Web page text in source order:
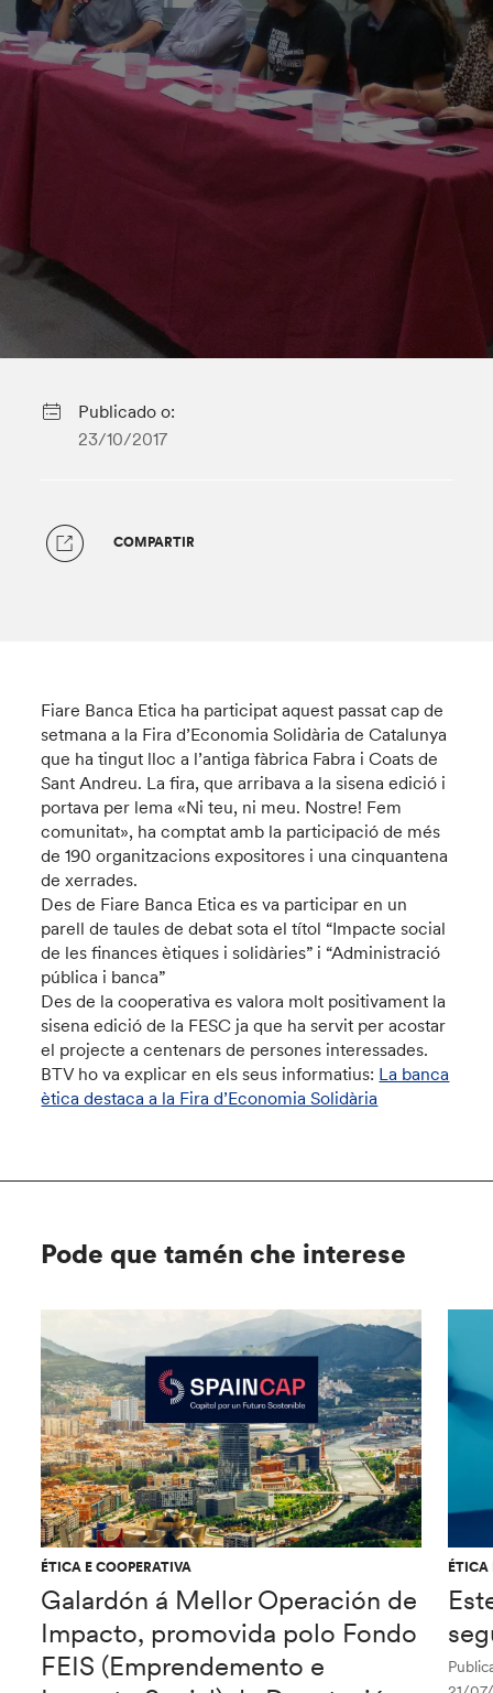
Publicado o:
23/10/2017
COMPARTIR
Fiare Banca Etica ha participat aquest passat cap de
setmana a la Fira d’Economia Solidària de Catalunya
que ha tingut lloc a l’antiga fàbrica Fabra i Coats de
Sant Andreu. La fira, que arribava a la sisena edició i
portava per lema «Ni teu, ni meu. Nostre! Fem
comunitat», ha comptat amb la participació de més
de 190 organitzacions expositores i una cinquantena
de xerrades.
Des de Fiare Banca Etica es va participar en un
parell de taules de debat sota el títol “Impacte social
de les finances ètiques i solidàries” i “Administració
pública i banca”
Des de la cooperativa es valora molt positivament la
sisena edició de la FESC ja que ha servit per acostar
el projecte a centenars de persones interessades.
BTV ho va explicar en els seus informatius: La banca
ètica destaca a la Fira d’Economia Solidària
Pode que tamén che interese
ÉTICA E COOPERATIVA
Galardón á Mellor Operación de
Impacto, promovida polo Fondo
FEIS (Emprendemento e
ÉTICA